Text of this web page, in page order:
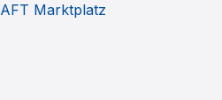
Marktplatz